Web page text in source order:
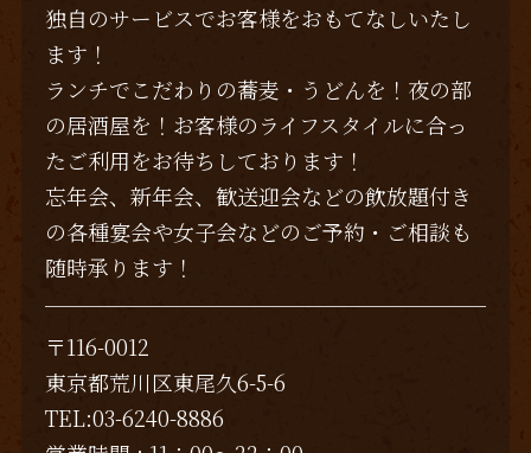
独自のサービスでお客様をおもてなしいたし
ます！
ランチでこだわりの蕎麦・うどんを！夜の部
の居酒屋を！お客様のライフスタイルに合っ
たご利用をお待ちしております！
忘年会、新年会、歓送迎会などの飲放題付き
の各種宴会や女子会などのご予約・ご相談も
随時承ります！
〒116-0012
東京都荒川区東尾久6-5-6
TEL:03-6240-8886